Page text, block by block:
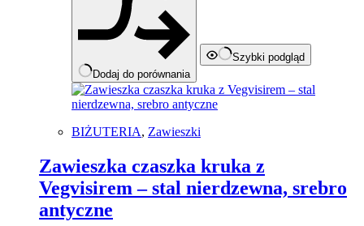
Dodaj do porównania
Szybki podgląd
BIŻUTERIA, Zawieszki
Zawieszka czaszka kruka z
Vegvisirem – stal nierdzewna, srebro
antyczne